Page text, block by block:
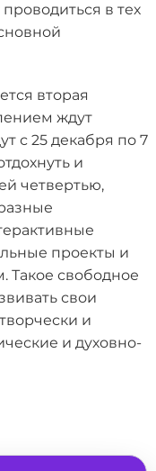
в тех
вторая
ждут
с 25 декабря по 7
и
четвертью,
проекты и
Такое свободное
свои
и
и духовно-